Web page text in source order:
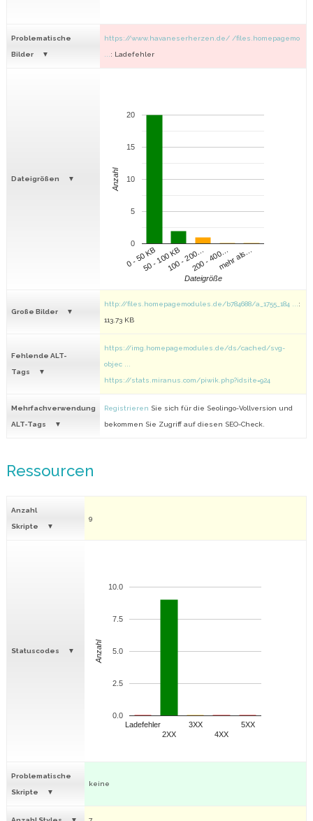
Problematische
Bilder
https://www.havaneserherzen.de/ /files.homepagemo
: Ladefehler
Dateigrößen
0 - 50 KB50 - 100 KB100 - 200…200 - 400…mehr als…
0
5
10
15
20
Dateigröße
Anzahl
Große Bilder
http://files.homepagemodules.de/b784688/a_1755_184 ... :
113.73 KB
Fehlende ALT-
Tags
https://img.homepagemodules.de/ds/cached/svg-
objec ...
https://stats.miranus.com/piwik.php?idsite=924
Mehrfachverwendung
ALT-Tags
Registrieren Sie sich für die Seolingo-Vollversion und
bekommen Sie Zugriff auf diesen SEO-Check.
Ressourcen
Anzahl
Skripte
9
Statuscodes
Ladefehler
2XX
3XX
4XX
5XX
0.0
2.5
5.0
7.5
10.0
Anzahl
Problematische
Skripte
keine